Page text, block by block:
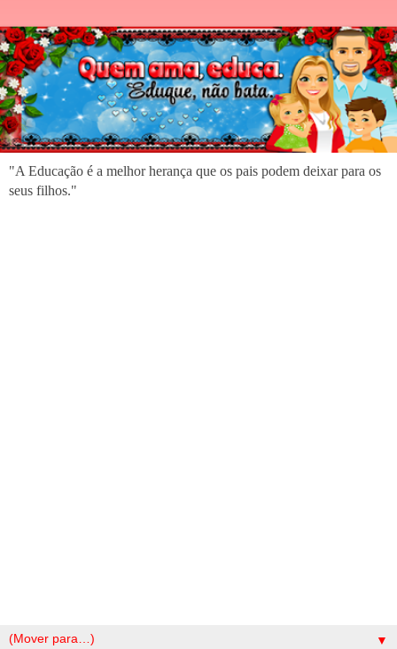
"A Educação é a melhor herança que os pais podem deixar para os
seus filhos."
▼